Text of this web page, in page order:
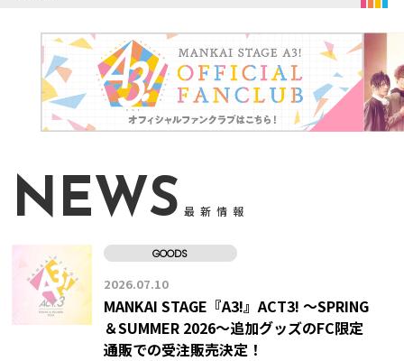
NEWS 最新情報
GOODS
2026.07.10
MANKAI STAGE『A3!』ACT3! ～SPRING
＆SUMMER 2026～追加グッズのFC限定
通販での受注販売決定！